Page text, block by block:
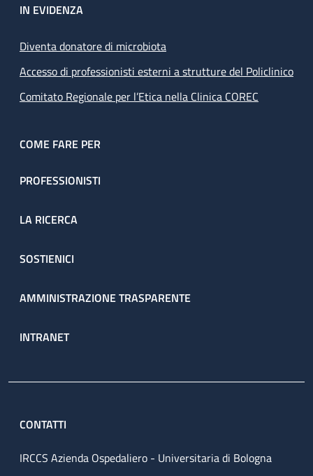
IN EVIDENZA
Diventa donatore di microbiota
Accesso di professionisti esterni a strutture del Policlinico
Comitato Regionale per l’Etica nella Clinica COREC
COME FARE PER
PROFESSIONISTI
LA RICERCA
SOSTIENICI
AMMINISTRAZIONE TRASPARENTE
INTRANET
CONTATTI
IRCCS Azienda Ospedaliero - Universitaria di Bologna